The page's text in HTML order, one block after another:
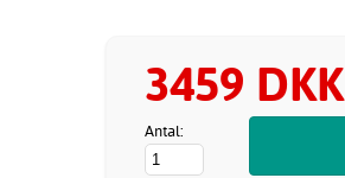
3459 DKK
Antal: